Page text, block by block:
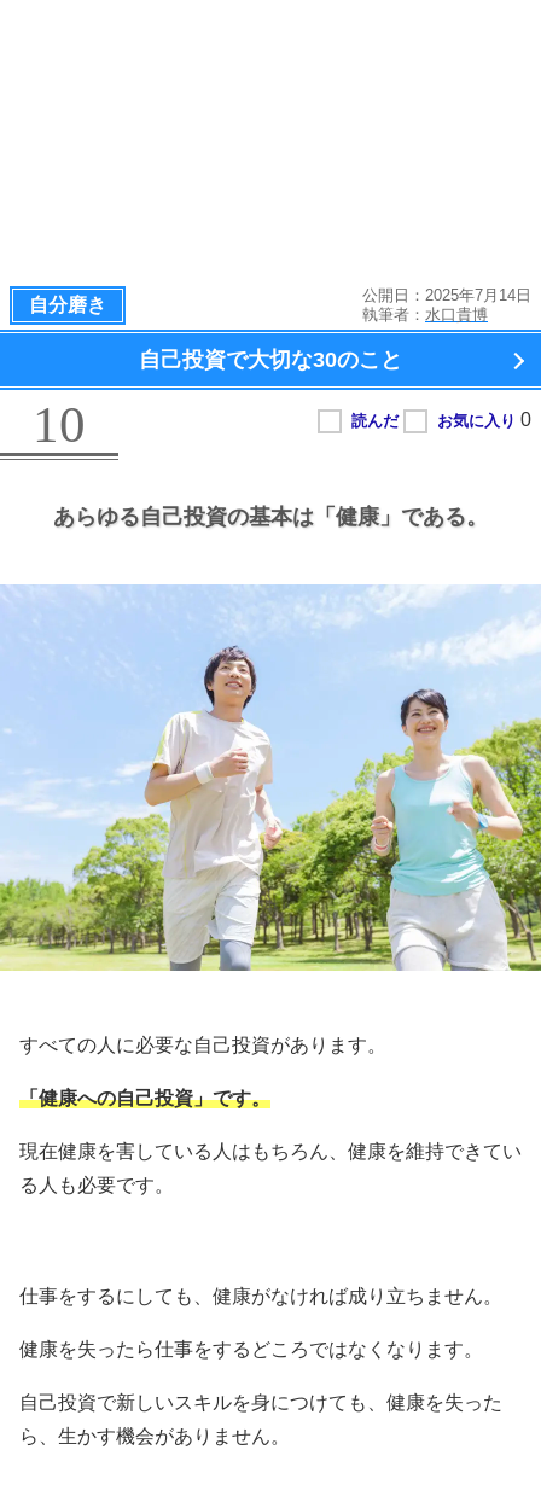
自分磨き
公開日：2025年7月14日
執筆者： 水口貴博
自己投資で大切な30のこと
10
あらゆる自己投資の基本は 「健康」である。
すべての人に必要な自己投資があります。
「健康への自己投資」です。
現在健康を害している人はもちろん、健康を維持できてい
る人も必要です。
仕事をするにしても、健康がなければ成り立ちません。
健康を失ったら仕事をするどころではなくなります。
自己投資で新しいスキルを身につけても、健康を失った
ら、生かす機会がありません。